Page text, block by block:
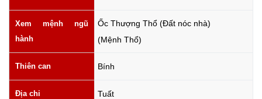
Xem mệnh ngũ
hành
Ốc Thượng Thổ (Đất nóc nhà)
(Mệnh Thổ)
Thiên can Bính
Địa chi Tuất